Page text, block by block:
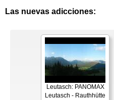
Las nuevas adicciones:
Leutasch: PANOMAX
Leutasch - Rauthhütte